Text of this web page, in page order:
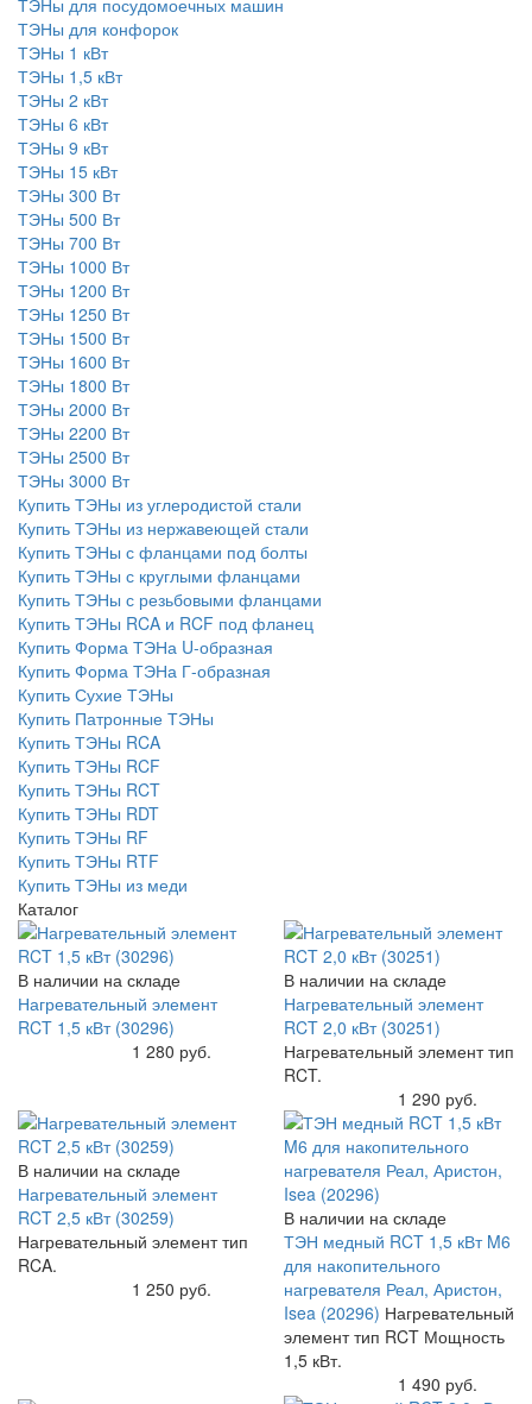
ТЭНы для посудомоечных машин
ТЭНы для конфорок
ТЭНы 1 кВт
ТЭНы 1,5 кВт
ТЭНы 2 кВт
ТЭНы 6 кВт
ТЭНы 9 кВт
ТЭНы 15 кВт
ТЭНы 300 Вт
ТЭНы 500 Вт
ТЭНы 700 Вт
ТЭНы 1000 Вт
ТЭНы 1200 Вт
ТЭНы 1250 Вт
ТЭНы 1500 Вт
ТЭНы 1600 Вт
ТЭНы 1800 Вт
ТЭНы 2000 Вт
ТЭНы 2200 Вт
ТЭНы 2500 Вт
ТЭНы 3000 Вт
Купить ТЭНы из углеродистой стали
Купить ТЭНы из нержавеющей стали
Купить ТЭНы с фланцами под болты
Купить ТЭНы с круглыми фланцами
Купить ТЭНы с резьбовыми фланцами
Купить ТЭНы RCA и RCF под фланец
Купить Форма ТЭНа U-образная
Купить Форма ТЭНа Г-образная
Купить Сухие ТЭНы
Купить Патронные ТЭНы
Купить ТЭНы RCA
Купить ТЭНы RCF
Купить ТЭНы RCT
Купить ТЭНы RDT
Купить ТЭНы RF
Купить ТЭНы RTF
Купить ТЭНы из меди
Каталог
В наличии на складе
Нагревательный элемент
RCT 1,5 кВт (30296)
1 280 руб.
В наличии на складе
Нагревательный элемент
RCT 2,0 кВт (30251)
Нагревательный элемент тип
RCT.
1 290 руб.
В наличии на складе
Нагревательный элемент
RCT 2,5 кВт (30259)
Нагревательный элемент тип
RCA.
1 250 руб.
В наличии на складе
ТЭН медный RCT 1,5 кВт M6
для накопительного
нагревателя Реал, Аристон,
Isea (20296) Нагревательный
элемент тип RCT Мощность
1,5 кВт.
1 490 руб.